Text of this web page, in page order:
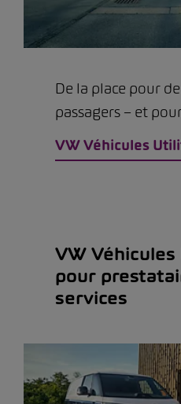
De la place pour
passagers – et
VW Véhicules
VW
pour
services